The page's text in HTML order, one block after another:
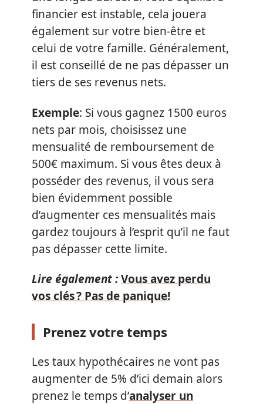
financier est instable, cela jouera
également sur votre bien-être et
celui de votre famille. Généralement,
il est conseillé de ne pas dépasser un
tiers de ses revenus nets.
Exemple: Si vous gagnez 1500 euros
nets par mois, choisissez une
mensualité de remboursement de
500€ maximum. Si vous êtes deux à
posséder des revenus, il vous sera
bien évidemment possible
d’augmenter ces mensualités mais
gardez toujours à l’esprit qu’il ne faut
pas dépasser cette limite.
Lire également :Vous avez perdu
vos clés ? Pas de panique!
Prenez votre temps
Les taux hypothécaires ne vont pas
augmenter de 5% d’ici demain alors
prenez le temps d’analyser un